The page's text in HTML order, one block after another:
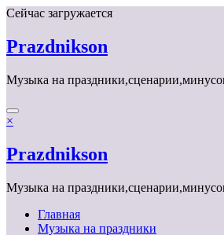
Перейти
содержимому
Сейчас загружается
Prazdnikson
Музыка на
×
Prazdnikson
Музыка на
Главная
Музыка на праздники